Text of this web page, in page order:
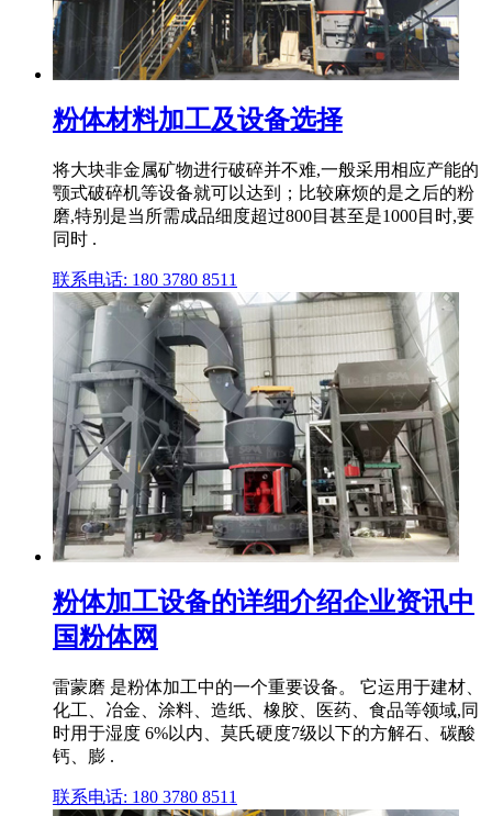
粉体材料加工及设备选择
将大块非金属矿物进行破碎并不难,一般采用相应产能的
颚式破碎机等设备就可以达到；比较麻烦的是之后的粉
磨,特别是当所需成品细度超过800目甚至是1000目时,要
同时 .
联系电话: 180 3780 8511
粉体加工设备的详细介绍企业资讯中
国粉体网
雷蒙磨 是粉体加工中的一个重要设备。 它运用于建材、
化工、冶金、涂料、造纸、橡胶、医药、食品等领域,同
时用于湿度 6%以内、莫氏硬度7级以下的方解石、碳酸
钙、膨 .
联系电话: 180 3780 8511